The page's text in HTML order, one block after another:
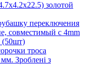
переключения
совместимый с 4mm
(50шт)
троса
Зроблені з